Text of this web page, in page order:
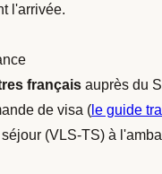
l'arrivée.
français auprès du
de visa ( le guide
(VLS-TS) à